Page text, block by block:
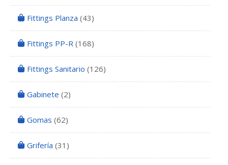
Fittings Planza (43)
Fittings PP-R (168)
Fittings Sanitario (126)
Gabinete (2)
Gomas (62)
Grifería (31)